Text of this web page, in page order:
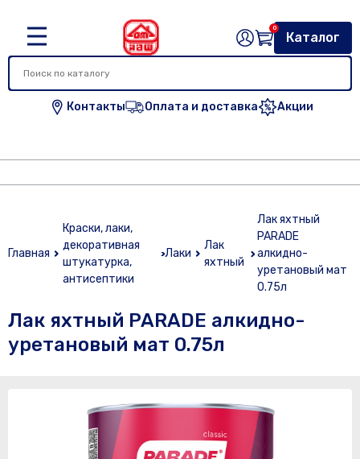
Контакты Оплата и доставка Акции
Каталог
0
Главная
Краски, лаки,
декоративная
штукатурка,
антисептики
Лаки
Лак
яхтный
Лак яхтный
PARADE
алкидно-
уретановый мат
0.75л
Лак яхтный PARADE алкидно-
уретановый мат 0.75л